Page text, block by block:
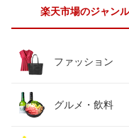
楽天市場のジャンル
ファッション
レディースファ
グルメ・飲料